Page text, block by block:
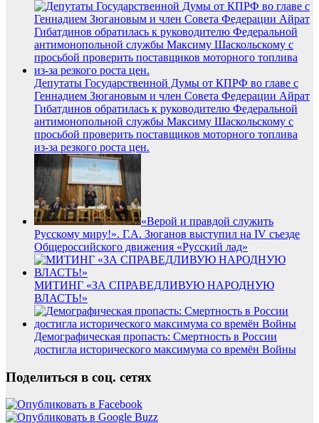
Депутаты Государственной Думы от КПРФ во главе с
Геннадием Зюгановым и член Совета Федерации Айрат
Гибатдинов обратилась к руководителю Федеральной
антимонопольной службы Максиму Шаскольскому с
просьбой проверить поставщиков моторного топлива
из-за резкого роста цен.
«Верой и правдой служить
Русскому миру!». Г.А. Зюганов выступил на IV съезде
Общероссийского движения «Русский лад»
МИТИНГ «ЗА СПРАВЕДЛИВУЮ НАРОДНУЮ
ВЛАСТЬ!»
Демографическая пропасть: Смертность в России
достигла исторического максимума со времён Войны
Поделиться в соц. сетях